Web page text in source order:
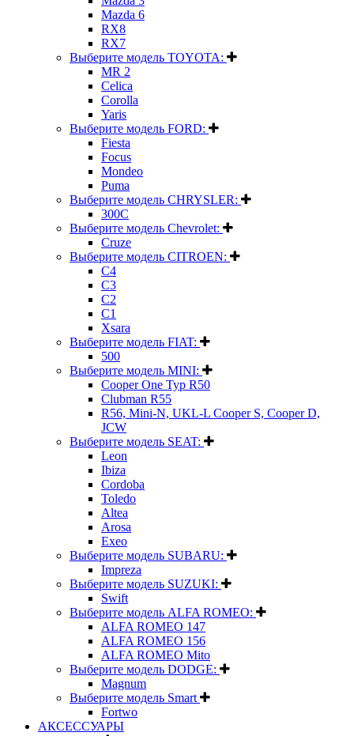
Mazda 6
RX8
RX7
Выберите модель TOYOTA:
MR 2
Celica
Corolla
Yaris
Выберите модель FORD:
Fiesta
Focus
Mondeo
Puma
Выберите модель CHRYSLER:
300C
Выберите модель Chevrolet:
Cruze
Выберите модель CITROEN:
C4
C3
C2
C1
Xsara
Выберите модель FIAT:
500
Выберите модель MINI:
Cooper One Typ R50
Clubman R55
R56, Mini-N, UKL-L Cooper S, Cooper D,
JCW
Выберите модель SEAT:
Leon
Ibiza
Cordoba
Toledo
Altea
Arosa
Exeo
Выберите модель SUBARU:
Impreza
Выберите модель SUZUKI:
Swift
Выберите модель ALFA ROMEO:
ALFA ROMEO 147
ALFA ROMEO 156
ALFA ROMEO Mito
Выберите модель DODGE:
Magnum
Выберите модель Smart
Fortwo
АКСЕССУАРЫ